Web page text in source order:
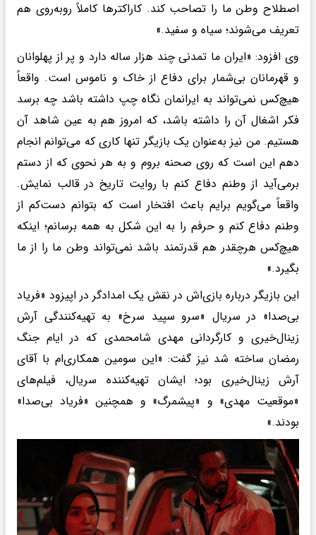
اصطلاح وطن ما را تصاحب کند. کاراکترها کاملاً روبه‌روی هم
تعریف می‌شوند؛ سیاه و سفید.»
وی افزود: «ایران ما تمدنی چند هزار ساله دارد و پر از پهلوانان
و قهرمانان بی‌شمار برای دفاع از خاک و ناموس است. واقعاً
هیچ‌کس نمی‌تواند به ایرانمان نگاه چپ داشته باشد چه برسد
فکر اشغال آن را داشته باشد، که امروز هم به عین شاهد آن
هستیم. من نیز به‌عنوان یک بازیگر تنها کاری که می‌توانم انجام
دهم این است که روی صحنه بروم و به هر نحوی که از دستم
برمی‌آید از وطنم دفاع کنم با روایت تاریخ در قالب نمایش.
واقعاً می‌گویم برایم باعث افتخار است که بتوانم دست‌کم از
وطنم دفاع کنم و حرفم را به این شکل به همه برسانم؛ اینکه
هیچ‌کس هرچقدر هم قدرتمند باشد نمی‌تواند وطن ما را از ما
بگیرد.»
این بازیگر درباره بازی‌اش در نقش یک امدادگر در اپیزود «فریاد
بی‌صدا» در سریال «سرو سپید سرخ» به تهیه‌کنندگی آرش
زینال‌خیری و کارگردانی مهدی شامحمدی که در ایام جنگ
رمضان ساخته شد نیز گفت: «این سومین همکاری‌ام با آقای
آرش زینال‌خیری بود؛ ایشان تهیه‌کننده سریال، فیلم‌های
«موقعیت مهدی» و «پیشمرگ» و همچنین «فریاد بی‌صدا»
بودند.»